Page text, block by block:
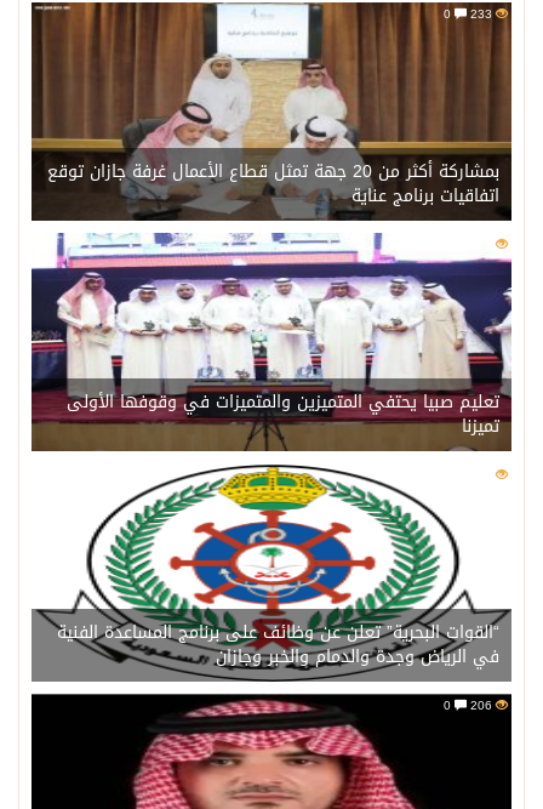
233
بمشاركة أكثر من 20 جهة تمثل قطاع الأعمال غرفة جازان توقع
اتفاقيات برنامج عناية
215
تعليم صبيا يحتفي المتميزين والمتميزات في وقوفها الأولى
تميزنا
208
“القوات البحرية” تعلن عن وظائف على برنامج المساعدة الفنية
في الرياض وجدة والدمام والخبر وجازان
206